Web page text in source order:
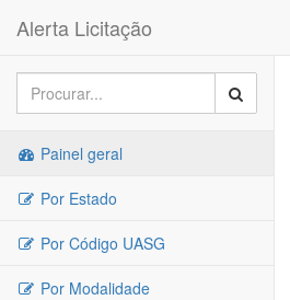
Alerta Licitação
Painel geral
Por Estado
Por Código UASG
Por Modalidade